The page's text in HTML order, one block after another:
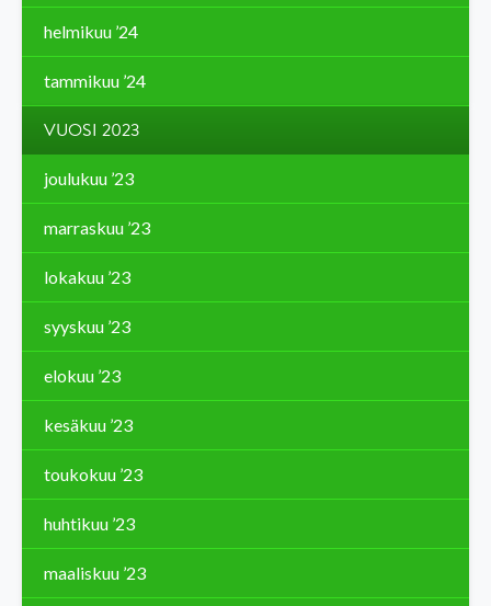
helmikuu ’24
tammikuu ’24
VUOSI 2023
joulukuu ’23
marraskuu ’23
lokakuu ’23
syyskuu ’23
elokuu ’23
kesäkuu ’23
toukokuu ’23
huhtikuu ’23
maaliskuu ’23